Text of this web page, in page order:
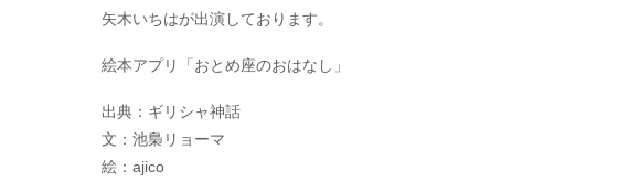
矢木いちはが出演しております。
絵本アプリ「おとめ座のおはなし」
出典：ギリシャ神話
文：池梟リョーマ
絵：ajico